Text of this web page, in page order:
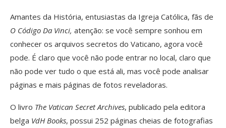
Amantes da História, entusiastas da Igreja Católica, fãs de
O Código Da Vinci, atenção: se você sempre sonhou em
conhecer os arquivos secretos do Vaticano, agora você
pode. É claro que você não pode entrar no local, claro que
não pode ver tudo o que está ali, mas você pode analisar
páginas e mais páginas de fotos reveladoras.
O livro The Vatican Secret Archives, publicado pela editora
belga VdH Books, possui 252 páginas cheias de fotografias